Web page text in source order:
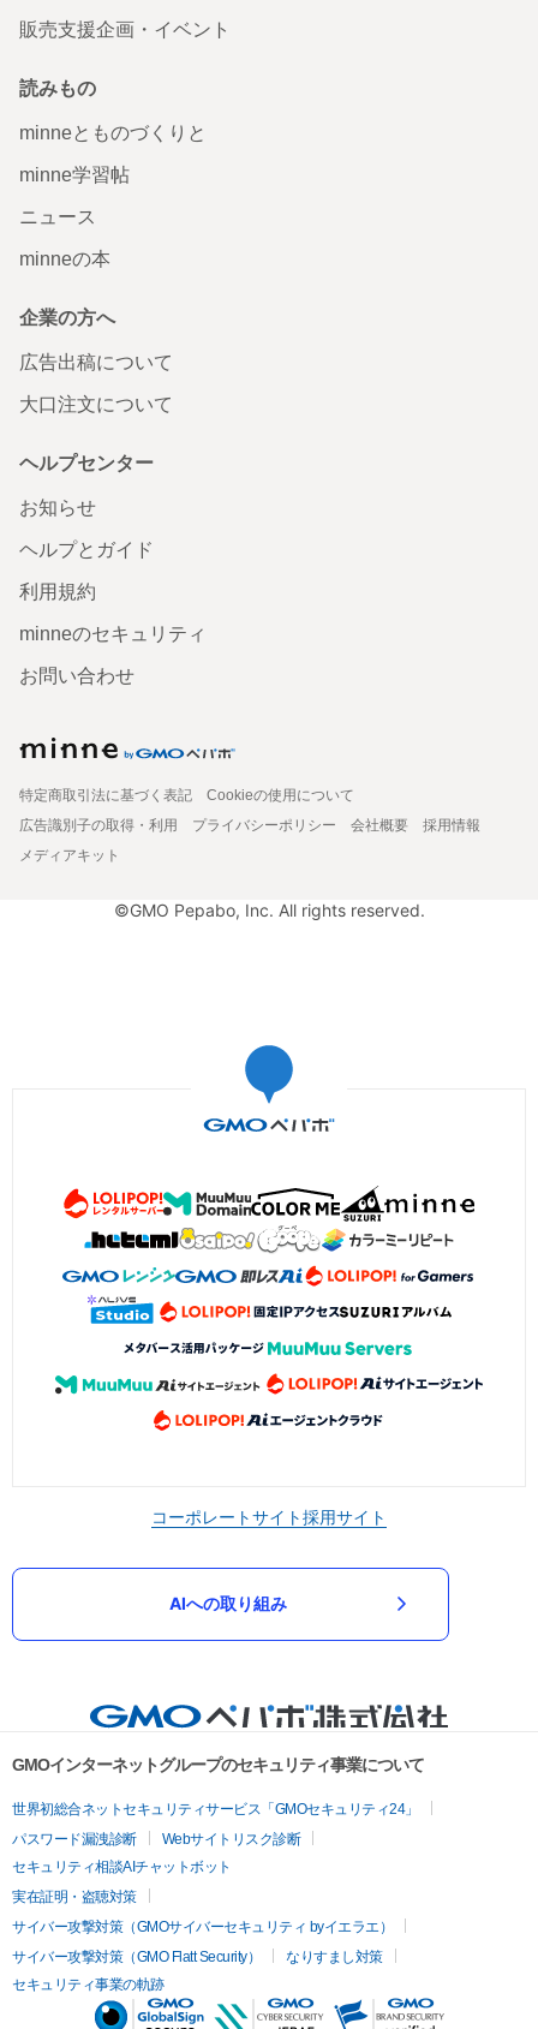
販売支援企画・イベント
読みもの
minneとものづくりと
minne学習帖
ニュース
minneの本
企業の方へ
広告出稿について
大口注文について
ヘルプセンター
お知らせ
ヘルプとガイド
利用規約
minneのセキュリティ
お問い合わせ
特定商取引法に基づく表記
Cookieの使用について
広告識別子の取得・利用
プライバシーポリシー 会社概要
採用情報
メディアキット
©GMO Pepabo, Inc. All rights reserved.
コーポレートサイト採用サイト
AIへの取り組み
GMOインターネットグループのセキュリティ事業について
世界初総合ネットセキュリティサービス「GMOセキュリティ24」
パスワード漏洩診断
Webサイトリスク診断
セキュリティ相談AIチャットボット
実在証明・盗聴対策
サイバー攻撃対策（GMOサイバーセキュリティ byイエラエ）
サイバー攻撃対策（GMO Flatt Security）
なりすまし対策
セキュリティ事業の軌跡